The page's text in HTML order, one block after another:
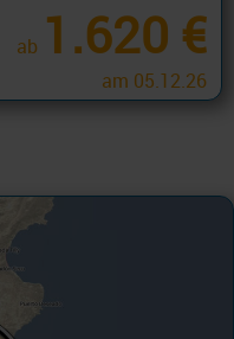
ab 1.620 €
am 05.12.26